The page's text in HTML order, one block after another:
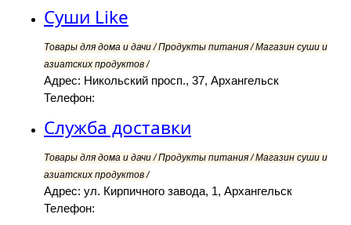
Суши Like
Товары для дома и дачи / Продукты питания / Магазин суши и
азиатских продуктов /
Адрес: Никольский просп., 37, Архангельск
Телефон:
Служба доставки
Товары для дома и дачи / Продукты питания / Магазин суши и
азиатских продуктов /
Адрес: ул. Кирпичного завода, 1, Архангельск
Телефон: